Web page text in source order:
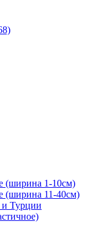
(ширина 1-10см)
(ширина 11-40см)
Турции